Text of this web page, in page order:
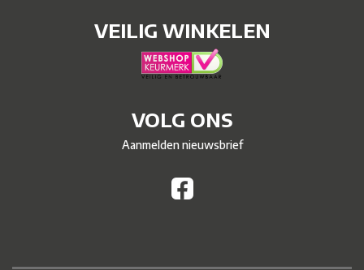
VEILIG WINKELEN
VOLG ONS
Aanmelden nieuwsbrief